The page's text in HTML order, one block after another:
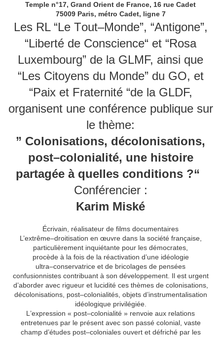
Temple n°17, Grand Orient de France, 16 rue Cadet
75009 Paris, métro Cadet, ligne 7
Les RL “Le Tout–Monde”, “Antigone”,
“Liberté de Conscience“ et “Rosa
Luxembourg” de la GLMF, ainsi que
“Les Citoyens du Monde” du GO, et
“Paix et Fraternité “de la GLDF,
organisent une conférence publique sur
le thème:
” Colonisations, décolonisations,
post–colonialité, une histoire
partagée à quelles conditions ?“
Conférencier :
Karim Miské
Écrivain réalisateur de films documentaires
L’extrême–droitisation en œuvre dans la société française,
particulièrement inquiétante pour les démocrates
procède à la fois de la réactivation d’une idéologie
ultra–conservatrice et de bricolages de pensées
confusionnistes contribuant à son développement. Il est urgent
d’aborder avec rigueur et lucidité ces thèmes de colonisations,
décolonisations, post–colonialités, objets d’instrumentalisation
idéologique privilégiée.
L ’expression « post–colonialité » renvoie aux relations
entretenues par le présent avec son passé colonial, vaste
champ d’études post–coloniales ouvert et défriché par les